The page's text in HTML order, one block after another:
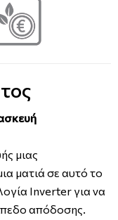
μιας
ματιά σε αυτό το
Inverter για να
απόδοσης.